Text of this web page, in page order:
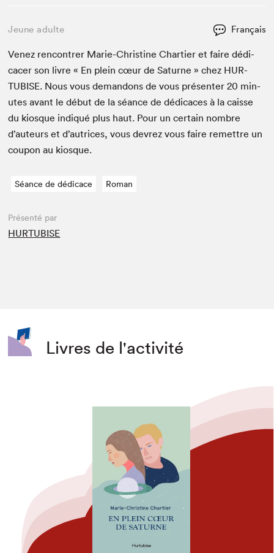
Jeune adulte Français
Venez ren­con­tr­er Marie-Chris­tine Charti­er et faire dédi­
cac­er son livre « En plein cœur de Sat­urne » chez HUR­
TUBISE. Nous vous deman­dons de vous présen­ter20 min­
utes avant le début de la séance de dédi­caces à la caisse
du kiosque indiqué plus haut. Pour un cer­tain nom­bre
d’auteurs et d’autrices, vous devrez vous faire remet­tre un
coupon au kiosque.
Séance de dédicace Roman
Présenté par
HURTUBISE
Livres de l'activité